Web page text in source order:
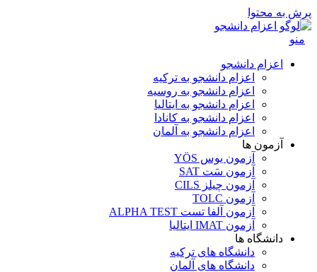
پرش به محتوا
منو
اعزام دانشجو
اعزام دانشجو به ترکیه
اعزام دانشجو به روسیه
اعزام دانشجو به ایتالیا
اعزام دانشجو به کانادا
اعزام دانشجو به آلمان
آزمون ها
آزمون یوس YÖS
آزمون سَت SAT
آزمون چیلز CILS‌
آزمون TOLC
آزمون آلفا تست ALPHA TEST
آزمون IMAT ایتالیا
دانشگاه ها
دانشگاه های ترکیه
دانشگاه های آلمان